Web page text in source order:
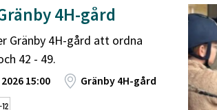
4H-gård
Gränby 4H-gård att ordna
42 - 49.
15:00 Gränby 4H-gård